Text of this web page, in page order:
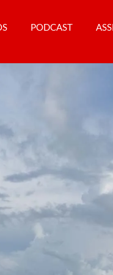
PODCAST